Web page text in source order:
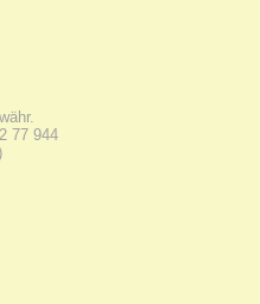
77 944